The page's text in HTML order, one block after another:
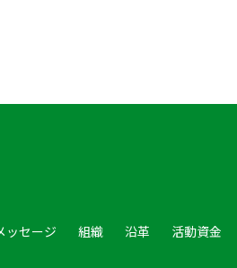
ッセージ 組織 沿革 活動資金